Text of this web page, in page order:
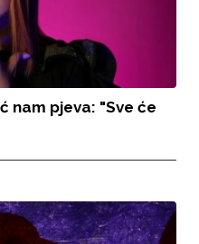
nam pjeva: "Sve će